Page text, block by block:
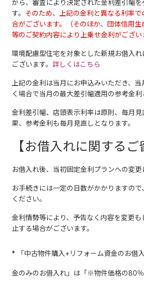
から、審査により決定された金利差引幅
す。 そのため、上記の金利と異なる利率
合がございます。（そのほか、団体信用
等のご契約内容により上乗せ金利がござい
環境配慮型住宅を対象とした新規お借入
ございます。 詳しくはこちら
上記の金利は当月にお申込みいただき、
く場合で当月の最大差引幅適用の参考金利
金利差引幅、店頭表示利率は原則、毎月
果、参考金利も毎月見直しとなります。
【お借入れに関するご
お借入れ後、当初固定金利プランヘの変更
お手続きには一定の日数がかかりますの
ください。
金利情勢等により、予告なく内容を変更
止する場合がございます。
* 「中古物件購入+リフォーム資金のお借
金のみのお借入れ」は「※物件価格の80